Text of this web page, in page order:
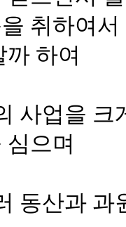
취하여
하여
사업을 크
으며
동산과 과